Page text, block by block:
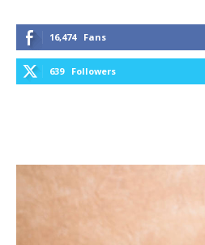
16,474 Fans
639 Followers